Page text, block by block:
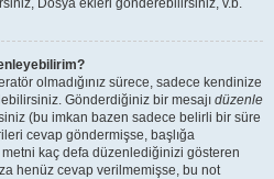
Dosya ekleri gönderebilirsiniz, v.b.
olmadığınız sürece, sadece kendinize
Gönderdiğiniz bir mesajı düzenle
(bu imkan bazen sadece belirli bir süre
cevap göndermişse, başlığa
metni kaç defa düzenlediğinizi gösteren
henüz cevap verilmemişse, bu not